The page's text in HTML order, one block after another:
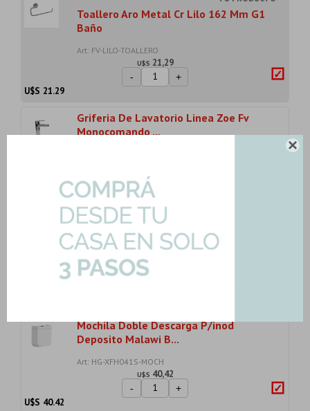

Toallero Aro Metal Cr Lilo 162 Mm G1
Baño
Art: FV-LILO-TOALLERO
U$S 21,29
- +
U$S 21.29
Griferia De Lavatorio Linea Zoe Fv
Monocomando ...
-
157.24
Inodoro Largo Inodoro Para Mochila
Malawi Blanc...
Art: HG-XFH041S-INOD-TAPA
U$S
Mochila Doble Descarga P/inod
Deposito Malawi B...
Art: HG-XFH041S-MOCH
U$S 40,42
- +
U$S 40.42